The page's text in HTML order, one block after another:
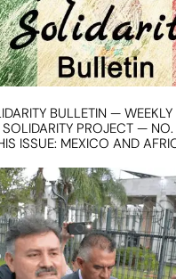
BULLETIN —
SOLIDARITY PROJECT —
ISSUE: MEXICO AND